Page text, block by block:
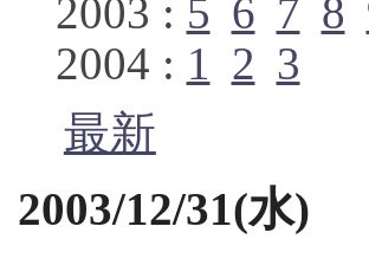
2003 : 5 6 7 8
2004 : 1 2 3
最新
2003/12/31(水)